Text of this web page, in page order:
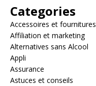
Categories
Accessoires et fournitures
Affiliation et marketing
Alternatives sans Alcool
Appli
Assurance
Astuces et conseils